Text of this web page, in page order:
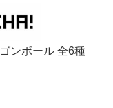
ンボール 全6種